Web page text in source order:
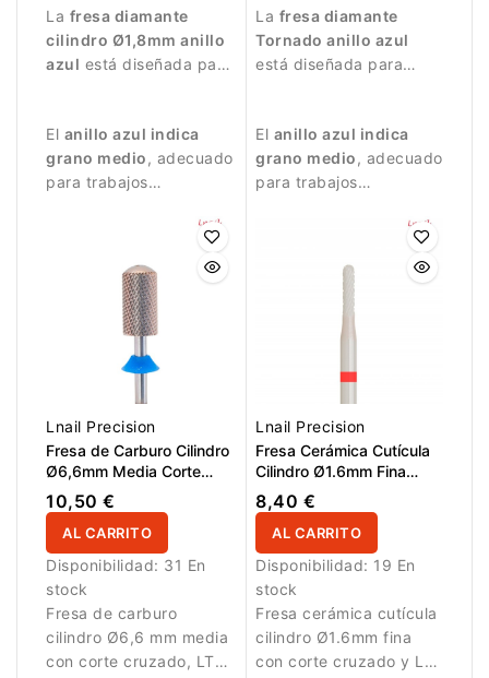
La fresa diamante
cilindro Ø1,8mm anillo
azul está diseñada para
El anillo azul indica
grano medio, adecuado
para trabajos
La fresa diamante
Tornado anillo azul
está diseñada para
El anillo azul indica
grano medio, adecuado
para trabajos
Lnail Precision
Fresa de Carburo Cilindro
Ø6,6mm Media Corte
Cruzado LT 12,7mm L/R
10,50 €
AL CARRITO
Disponibilidad: 31 En
stock
Fresa de carburo
cilindro Ø6,6 mm media
con corte cruzado, LT
Lnail Precision
Fresa Cerámica Cutícula
Cilindro Ø1.6mm Fina
Corte Cruzado LT 7.5mm
8,40 €
AL CARRITO
Disponibilidad: 19 En
stock
Fresa cerámica cutícula
cilindro Ø1.6mm fina
con corte cruzado y LT